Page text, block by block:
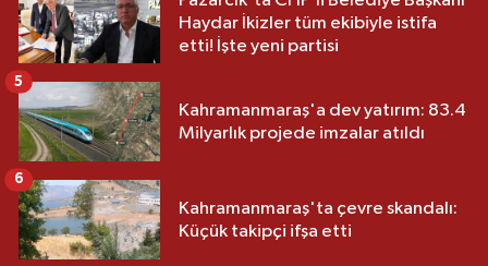
Haydar İkizler tüm ekibiyle istifa
etti! İşte yeni partisi
Kahramanmaraş'a dev yatırım: 83.4
Milyarlık projede imzalar atıldı
5
Kahramanmaraş'ta çevre skandalı:
Küçük takipçi ifşa etti
6